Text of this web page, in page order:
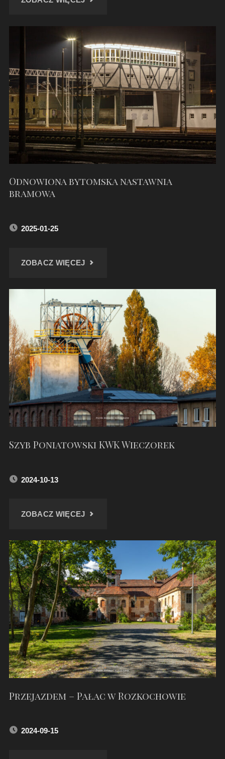
W
NOWYM
BYTOMIU"
Odnowiona bytomska nastawnia
bramowa
2025-01-25
ZOBACZ WIĘCEJ"ODNOWIONA
BYTOMSKA
NASTAWNIA
BRAMOWA"
Szyb Poniatowski KWK Wieczorek
2024-10-13
ZOBACZ WIĘCEJ"SZYB
KWK
WIECZOREK"
Przejazdem – Pałac w Rozkochowie
2024-09-15